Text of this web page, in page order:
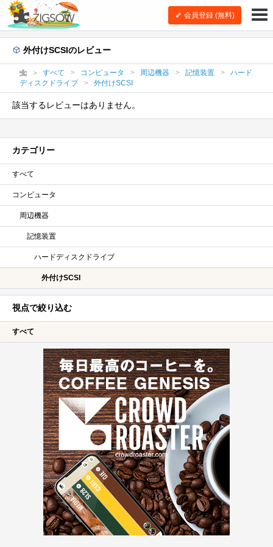
会員登録 (無料)
外付けSCSIのレビュー
すべて コンピュータ 周辺機器 記憶装置
ハード
ディスクドライブ
外付けSCSI
該当するレビューはありません。
カテゴリー
すべて
コンピュータ
周辺機器
記憶装置
ハードディスクドライブ
外付けSCSI
視点で絞り込む
すべて